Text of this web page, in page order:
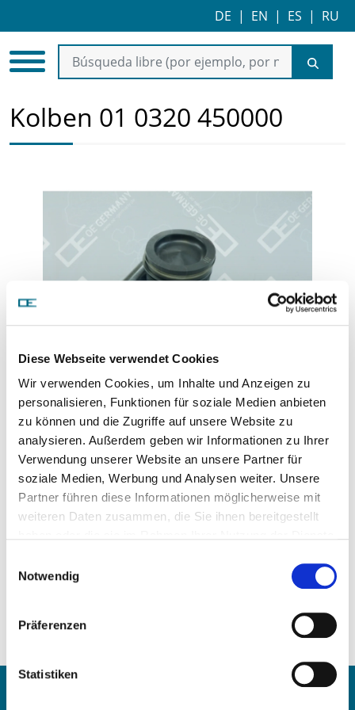
Diese Webseite verwendet Cookies
Wir verwenden Cookies, um Inhalte und Anzeigen zu
personalisieren, Funktionen für soziale Medien anbieten
zu können und die Zugriffe auf unsere Website zu
analysieren. Außerdem geben wir Informationen zu Ihrer
Verwendung unserer Website an unsere Partner für
soziale Medien, Werbung und Analysen weiter. Unsere
Partner führen diese Informationen möglicherweise mit
weiteren Daten zusammen, die Sie ihnen bereitgestellt
Notwendig
Präferenzen
Statistiken
DE | EN | ES | RU
Kolben 01 0320 450000
Precio a la carta
SOLICITAR ARTÍCULO
Peso:
457 037 10 01
99 948 600